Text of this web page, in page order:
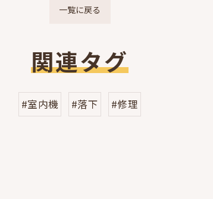
一覧に戻る
関連タグ
#室内機 #落下 #修理